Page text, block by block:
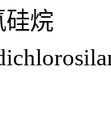
硅烷